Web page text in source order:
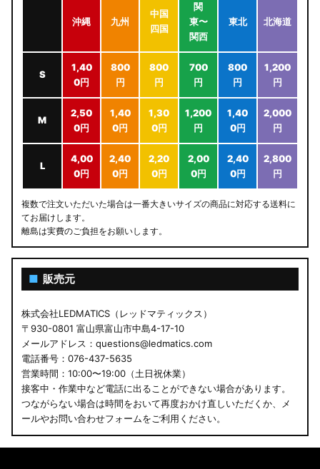
沖縄 九州
中国
四国
関
東〜
関西
東北 北海道
S
1,40
0円
800
円
800
円
700
円
800
円
1,200
円
M
2,50
0円
1,40
0円
1,30
0円
1,200
円
1,40
0円
2,000
円
L
4,00
0円
2,40
0円
2,20
0円
2,00
0円
2,40
0円
2,800
円
複数で注文いただいた場合は一番大きいサイズの商品に対応する送料に
てお届けします。
離島は実費のご負担をお願いします。
■ 販売元
株式会社LEDMATICS（レッドマティックス）
〒930-0801 富山県富山市中島4-17-10
メールアドレス：questions@ledmatics.com
電話番号：076-437-5635
営業時間：10:00〜19:00（土日祝休業）
接客中・作業中など電話に出ることができない場合があります。
つながらない場合は時間をおいて再度おかけ直しいただくか、メ
ールやお問い合わせフォームをご利用ください。